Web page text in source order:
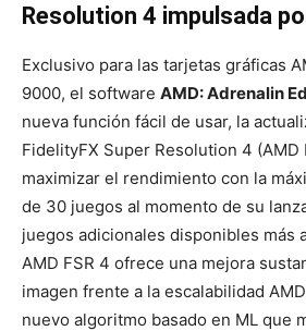
Resolution 4 impulsada
Exclusivo para las tarjetas gráficas
9000, el software AMD: Adrenalin
nueva función fácil de usar, la
FidelityFX Super Resolution 4 (AMD
maximizar el rendimiento con la
de 30 juegos al momento de su
juegos adicionales disponibles más
AMD FSR 4 ofrece una mejora
imagen frente a la escalabilidad
nuevo algoritmo basado en ML que